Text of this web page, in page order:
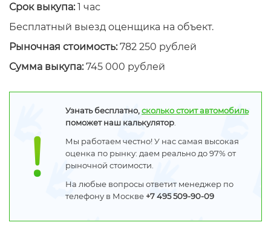
Срок выкупа:1 час
Бесплатный выезд оценщика на объект.
Рыночная стоимость:782 250 рублей
Сумма выкупа:745 000 рублей
Узнать бесплатно,сколько стоит автомобиль
поможет наш калькулятор
Мы работаем честно! У нас самая высокая
оценка по рынку: даем реально до 97% от
рыночной стоимости.
На любые вопросы ответит менеджер по
телефону в Москве +7 495 509-90-09